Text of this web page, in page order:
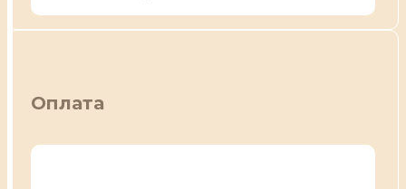
Оплата